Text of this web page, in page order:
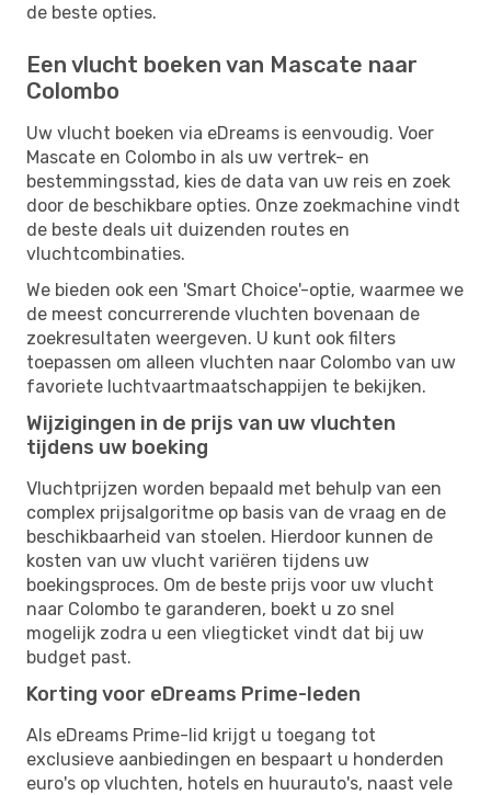
de beste opties.
Een vlucht boeken van Mascate naar
Colombo
Uw vlucht boeken via eDreams is eenvoudig. Voer
Mascate en Colombo in als uw vertrek- en
bestemmingsstad, kies de data van uw reis en zoek
door de beschikbare opties. Onze zoekmachine vindt
de beste deals uit duizenden routes en
vluchtcombinaties.
We bieden ook een 'Smart Choice'-optie, waarmee we
de meest concurrerende vluchten bovenaan de
zoekresultaten weergeven. U kunt ook filters
toepassen om alleen vluchten naar Colombo van uw
favoriete luchtvaartmaatschappijen te bekijken.
Wijzigingen in de prijs van uw vluchten
tijdens uw boeking
Vluchtprijzen worden bepaald met behulp van een
complex prijsalgoritme op basis van de vraag en de
beschikbaarheid van stoelen. Hierdoor kunnen de
kosten van uw vlucht variëren tijdens uw
boekingsproces. Om de beste prijs voor uw vlucht
naar Colombo te garanderen, boekt u zo snel
mogelijk zodra u een vliegticket vindt dat bij uw
budget past.
Korting voor eDreams Prime-leden
Als eDreams Prime-lid krijgt u toegang tot
exclusieve aanbiedingen en bespaart u honderden
euro's op vluchten, hotels en huurauto's, naast vele